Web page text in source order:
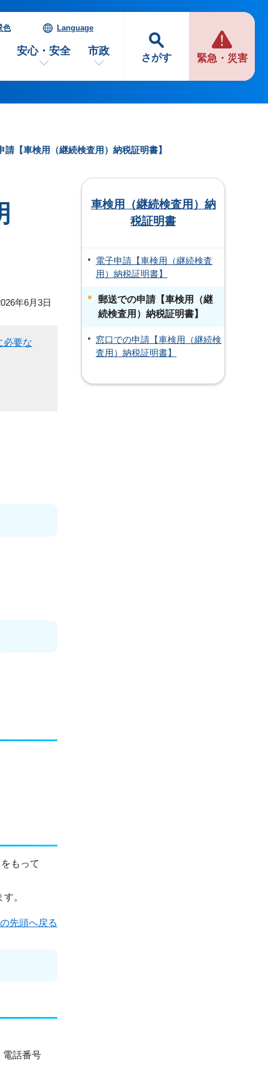
さがす 緊急・災害
色 Language
安心・安全 市政
請【車検用（継続検査用）納税証明書】
年6月3日
必要な
もって
。
先頭へ戻る
電話番号
車検用（継続検査用）納
税証明書
電子申請【車検用（継続検査
用）納税証明書】
郵送での申請【車検用（継
続検査用）納税証明書】
窓口での申請【車検用（継続検
査用）納税証明書】